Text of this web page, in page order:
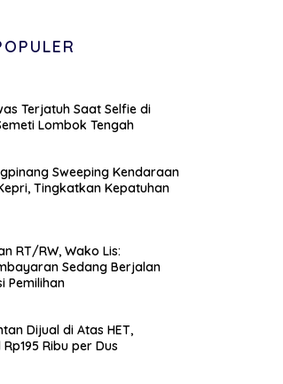
Terjatuh Saat Selfie di
Lombok Tengah
Sweeping Kendaraan
Tingkatkan Kepatuhan
RT/RW, Wako Lis:
Sedang Berjalan
Pemilihan
Dijual di Atas HET,
Ribu per Dus